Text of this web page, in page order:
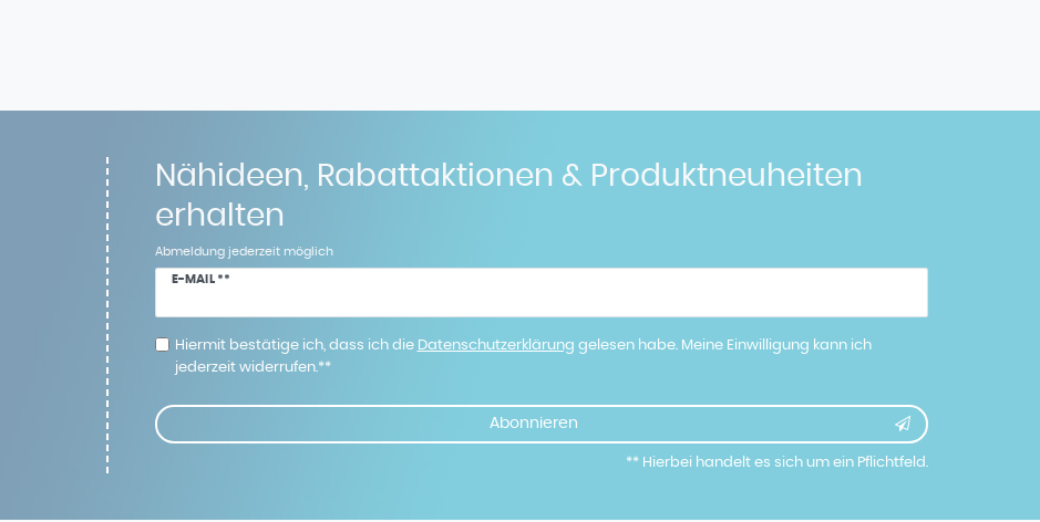
Nähideen, Rabattaktionen & Produktneuheiten
erhalten
Abmeldung jederzeit möglich
E-MAIL **
Newsletter
Hiermit bestätige ich, dass ich die Daten­schutz­erklärung gelesen habe. Meine Einwilligung kann ich
jederzeit widerrufen.**
Abonnieren
** Hierbei handelt es sich um ein Pflichtfeld.